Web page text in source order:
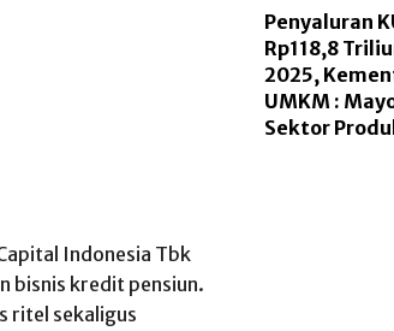
Indonesia Tbk
bisnis kredit pensiun.
ritel sekaligus
Penyaluran
Rp118,8
2025,
UMKM :
Sektor